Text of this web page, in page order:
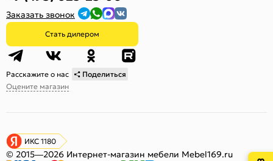
Заказать звонок
Стать дилером
Расскажите о нас
Поделиться
Оцените магазин
ИКС 1180
© 2015—2026 Интернет-магазин мебели Mebel169.ru